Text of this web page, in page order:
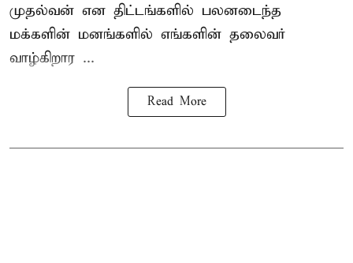
முதல்வன் என திட்டங்களில் பலனடைந்த
மக்களின் மனங்களில் எங்களின் தலைவர்
வாழ்கிறார ...
Read More